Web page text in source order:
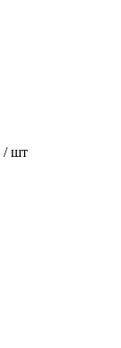
/ шт